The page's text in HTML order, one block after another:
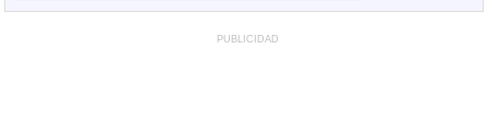
PUBLICIDAD